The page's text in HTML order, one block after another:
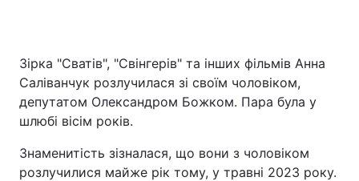
Головна Війна
Україна
Економіка Світ
Зірка "Сватів", "Свінгерів" та інших фільмів Анна
Саліванчук розлучилася зі своїм чоловіком,
депутатом Олександром Божком. Пара була у
шлюбі вісім років.
Знаменитість зізналася, що вони з чоловіком
розлучилися майже рік тому, у травні 2023 року.